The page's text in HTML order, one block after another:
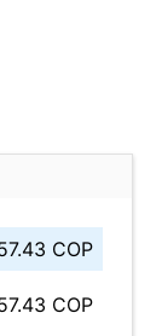
COP
COP